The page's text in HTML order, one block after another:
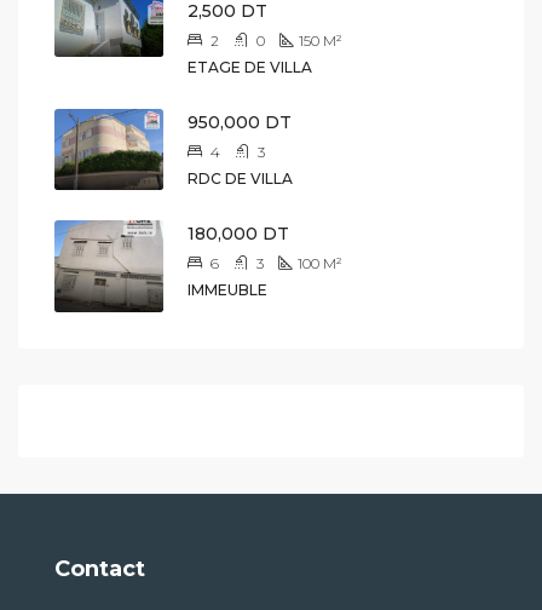
2,500 DT
2 0 150 M²
ETAGE DE VILLA
950,000 DT
4
3
RDC DE VILLA
180,000 DT
6 3 100 M²
IMMEUBLE
Contact